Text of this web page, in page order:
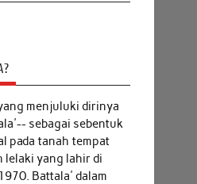
menjuluki dirinya
sebagai sebentuk
pada tanah tempat
lelaki yang lahir di
Battala' dalam